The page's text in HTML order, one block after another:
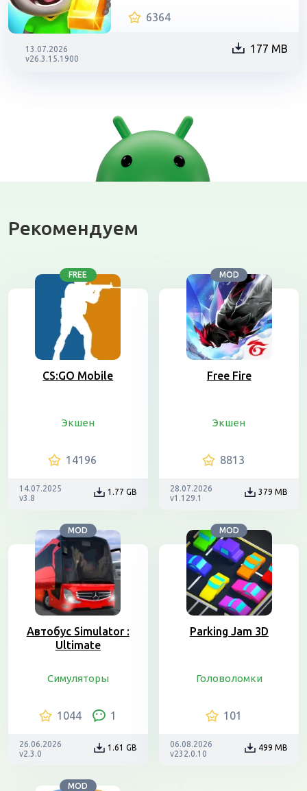
6364
13.07.2026
v26.3.15.1900
177 MB
Рекомендуем
FREE
CS:GO Mobile
Экшен
14196
14.07.2025
v3.8
1.77 GB
MOD
Free Fire
Экшен
8813
28.07.2026
v1.129.1
379 MB
MOD
Автобус Simulator :
Ultimate
Симуляторы
1044 1
26.06.2026
v2.3.0
1.61 GB
MOD
Parking Jam 3D
Головоломки
101
06.08.2026
v232.0.10
499 MB
MOD